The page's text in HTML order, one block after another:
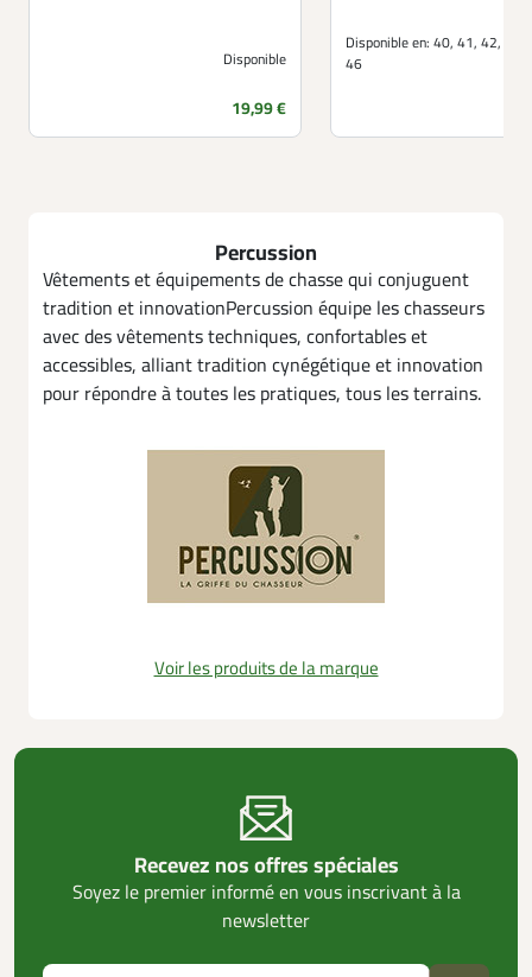
Disponible
Prix
19,99 €
Disponible en:40, 41, 42, 43,
46
Percussion
Vêtements et équipements de chasse qui conjuguent
tradition et innovationPercussion équipe les chasseurs
avec des vêtements techniques, confortables et
accessibles, alliant tradition cynégétique et innovation
pour répondre à toutes les pratiques, tous les terrains.
Voir les produits de la marque
Recevez nos offres spéciales
Soyez le premier informé en vous inscrivant à la
newsletter